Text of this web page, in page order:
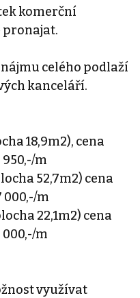
komerční
pronajat.
celého podlaží
kanceláří.
18,9m2), cena
950,-/m
52,7m2) cena
000,-/m
22,1m2) cena
000,-/m
využívat